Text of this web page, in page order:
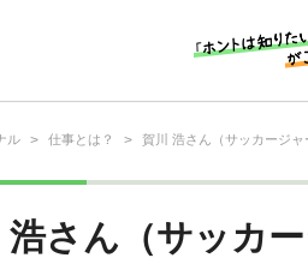
ル > 仕事とは？ > 賀川 浩さん（サッカージャ
浩さん（サッカ
び方・ヒント